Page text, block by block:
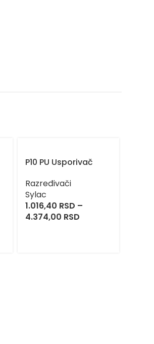
P10 PU Usporivač
Razređivači
Sylac
1.016,40 RSD –
4.374,00 RSD